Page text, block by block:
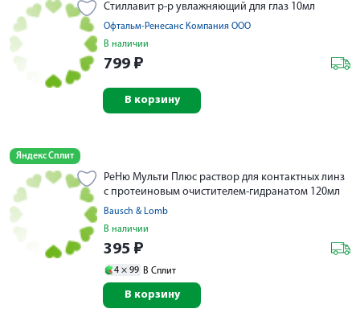
Стиллавит р-р увлажняющий для глаз 10мл
Офтальм-Ренесанс Компания ООО
В наличии
799 ₽
В корзину
Яндекс Сплит
РеНю Мульти Плюс раствор для контактных линз
с протеиновым очистителем-гидранатом 120мл
Bausch & Lomb
В наличии
395 ₽
4 × 99 В Сплит
В корзину